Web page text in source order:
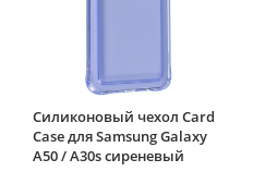
Силиконовый чехол Card
Case для Samsung Galaxy
A50 / A30s сиреневый